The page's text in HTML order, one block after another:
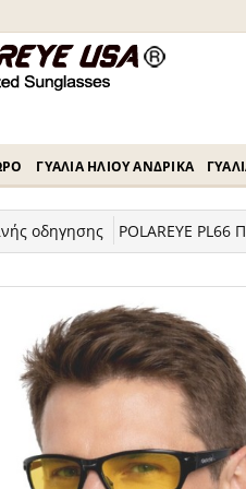
ΓΥΑΛΙΆ ΗΛΊΟΥ ΑΝΔΡΙΚΆ
οδηγησης POLAREYE